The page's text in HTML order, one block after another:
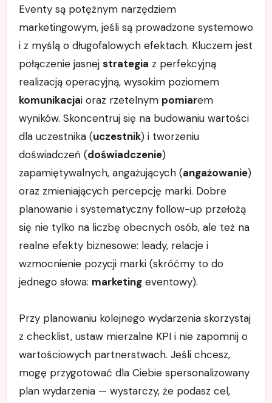
Eventy są potężnym narzędziem
marketingowym, jeśli są prowadzone systemowo
i z myślą o długofalowych efektach. Kluczem jest
połączenie jasnej strategia z perfekcyjną
realizacją operacyjną, wysokim poziomem
komunikacjai oraz rzetelnym pomiarem
wyników. Skoncentruj się na budowaniu wartości
dla uczestnika (uczestnik) i tworzeniu
doświadczeń (doświadczenie)
zapamiętywalnych, angażujących (angażowanie)
oraz zmieniających percepcję marki. Dobre
planowanie i systematyczny follow-up przełożą
się nie tylko na liczbę obecnych osób, ale też na
realne efekty biznesowe: leady, relacje i
wzmocnienie pozycji marki (skróćmy to do
jednego słowa: marketingeventowy).
Przy planowaniu kolejnego wydarzenia skorzystaj
z checklist, ustaw mierzalne KPI i nie zapomnij o
wartościowych partnerstwach. Jeśli chcesz,
mogę przygotować dla Ciebie spersonalizowany
plan wydarzenia — wystarczy, że podasz cel,